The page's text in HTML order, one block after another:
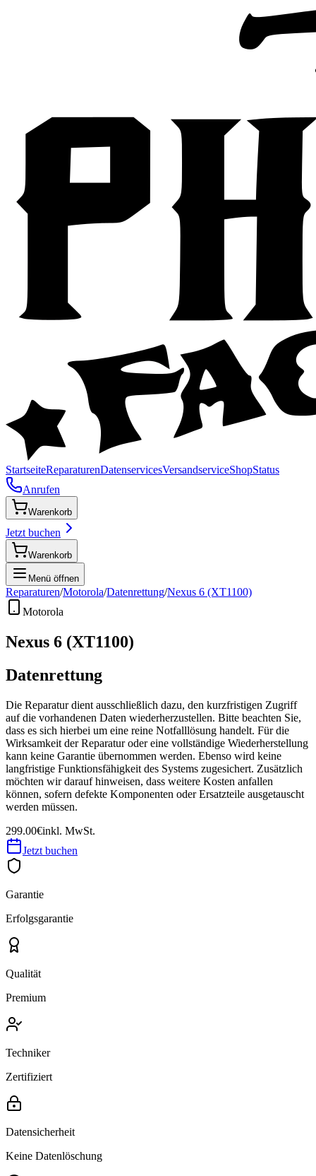
StartseiteReparaturenDatenservicesVersandserviceShopStatus
Anrufen
Warenkorb
Jetzt buchen
Warenkorb
Menü öffnen
Reparaturen/Motorola/Datenrettung/Nexus 6 (XT1100)
Motorola
Nexus 6 (XT1100)
Datenrettung
Die Reparatur dient ausschließlich dazu, den kurzfristigen Zugriff
auf die vorhandenen Daten wiederherzustellen. Bitte beachten Sie,
dass es sich hierbei um eine reine Notfalllösung handelt. Für die
Wirksamkeit der Reparatur oder eine vollständige Wiederherstellung
kann keine Garantie übernommen werden. Ebenso wird keine
langfristige Funktionsfähigkeit des Systems zugesichert. Zusätzlich
möchten wir darauf hinweisen, dass weitere Kosten anfallen
können, sofern defekte Komponenten oder Ersatzteile ausgetauscht
werden müssen.
299.00€inkl. MwSt.
Jetzt buchen
Garantie
Erfolgsgarantie
Qualität
Premium
Techniker
Zertifiziert
Datensicherheit
Keine Datenlöschung